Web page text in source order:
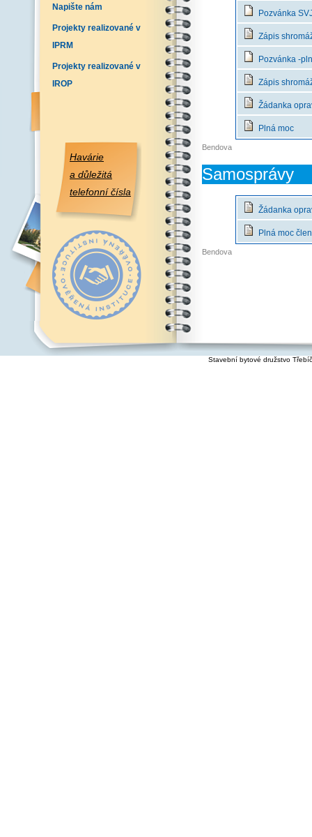
Napište nám
Projekty realizované v
IPRM
Projekty realizované v
IROP
Havárie
a důležitá
telefonní čísla
Pozvánka
Zápis
Pozvánka -
Zápis
Žádanka
Plná moc
Bendova
Samosprávy
Žádanka
Plná moc
Bendova
Stavební bytové družstvo